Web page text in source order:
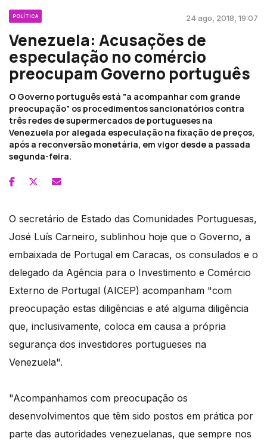
POLÍTICA 24 ago, 2018, 19:07
Venezuela: Acusações de
especulação no comércio
preocupam Governo português
O Governo português está "a acompanhar com grande
preocupação" os procedimentos sancionatórios contra
três redes de supermercados de portugueses na
Venezuela por alegada especulação na fixação de preços,
após a reconversão monetária, em vigor desde a passada
segunda-feira.
O secretário de Estado das Comunidades Portuguesas,
José Luís Carneiro, sublinhou hoje que o Governo, a
embaixada de Portugal em Caracas, os consulados e o
delegado da Agência para o Investimento e Comércio
Externo de Portugal (AICEP) acompanham "com
preocupação estas diligências e até alguma diligência
que, inclusivamente, coloca em causa a própria
segurança dos investidores portugueses na
Venezuela".
"Acompanhamos com preocupação os
desenvolvimentos que têm sido postos em prática por
parte das autoridades venezuelanas, que sempre nos